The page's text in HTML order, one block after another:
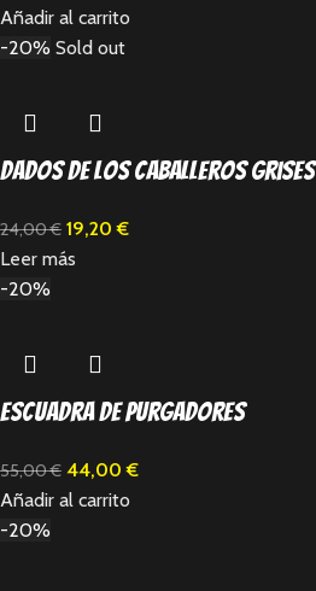
Añadir al carrito
-20% Sold out
Dados de los Caballeros Grises
24,00€ 19,20€
Leer más
-20%
Escuadra de Purgadores
55,00€ 44,00€
Añadir al carrito
-20%